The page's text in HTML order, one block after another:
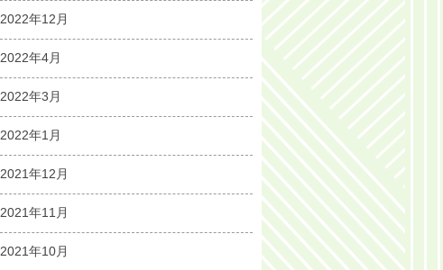
2022年12月
2022年4月
2022年3月
2022年1月
2021年12月
2021年11月
2021年10月